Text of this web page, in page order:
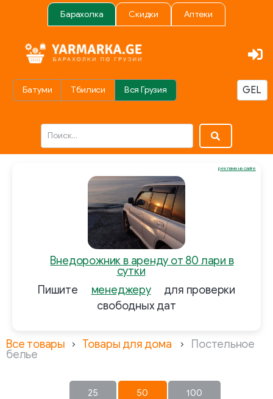
Барахолка Скидки Аптеки
Батуми Тбилиси Вся Грузия
Внедорожник в аренду от 80 лари в
сутки
Пишите
менеджеру
для проверки
свободных дат
реклама на сайте
Все товары Товары для дома Постельное
белье
25 50 100